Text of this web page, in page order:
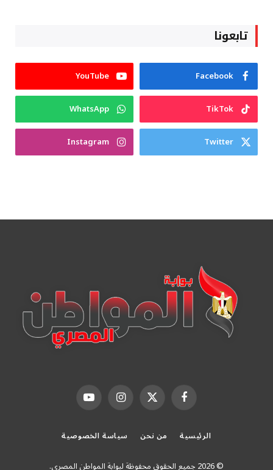
تابعونا
Facebook
YouTube
TikTok
WhatsApp
Twitter
Instagram
فيسبوك X الانستغراميوتيوب
الرئيسية من نحن سياسة الخصوصية
© 2026 جميع الحقوق محفوظة لبوابة المواطن المصرى.